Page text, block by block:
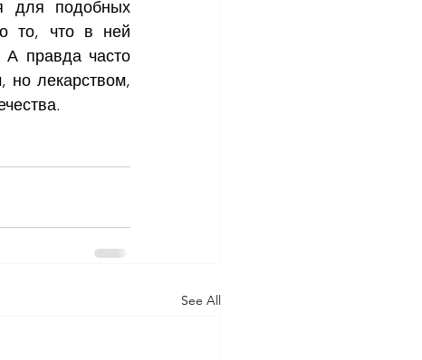
для подобных
то, что в ней
А правда часто
но лекарством,
See All